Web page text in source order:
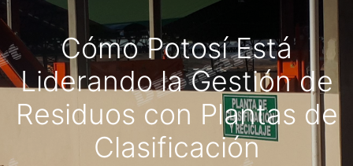
Cómo Potosí Está
Liderando la Gestión de
Residuos con Plantas de
Clasificación